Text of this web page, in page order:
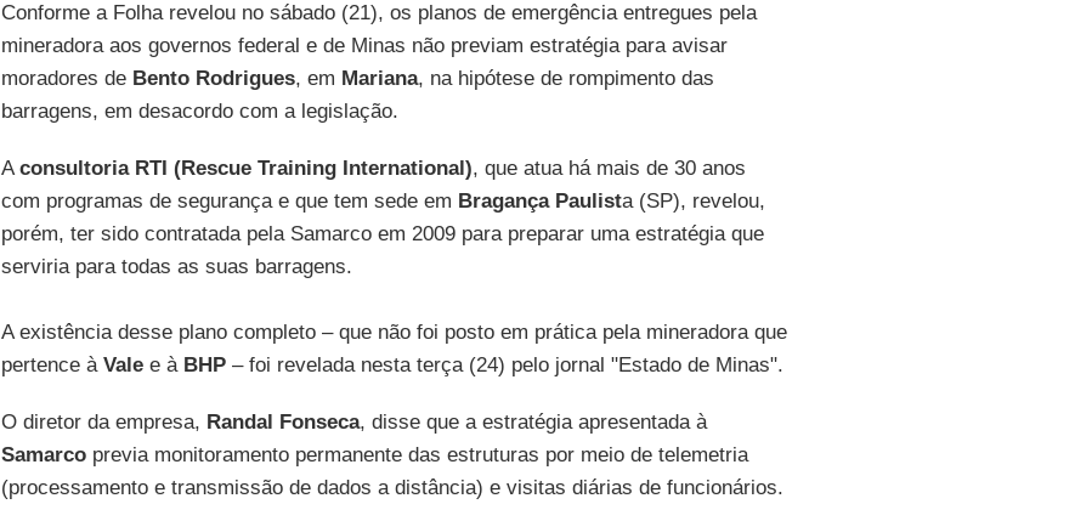
Conforme a Folha revelou no sábado (21), os planos de emergência entregues pela
mineradora aos governos federal e de Minas não previam estratégia para avisar
moradores de Bento Rodrigues, em Mariana, na hipótese de rompimento das
barragens, em desacordo com a legislação.
Aconsultoria RTI (Rescue Training International), que atua há mais de 30 anos
com programas de segurança e que tem sede em Bragança Paulista (SP), revelou,
porém, ter sido contratada pela Samarco em 2009 para preparar uma estratégia que
serviria para todas as suas barragens.
A existência desse plano completo – que não foi posto em prática pela mineradora que
pertence à Valee à BHP– foi revelada nesta terça (24) pelo jornal "Estado de Minas".
O diretor da empresa, Randal Fonseca, disse que a estratégia apresentada à
Samarcoprevia monitoramento permanente das estruturas por meio de telemetria
(processamento e transmissão de dados a distância) e visitas diárias de funcionários.